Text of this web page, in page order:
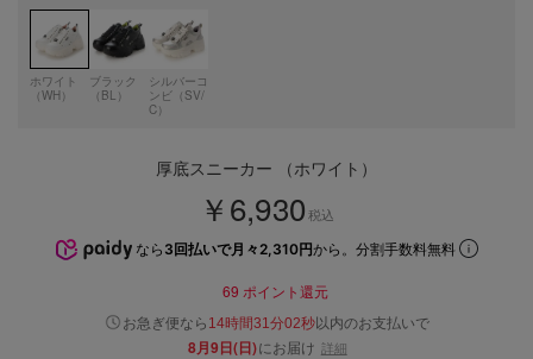
ホワイト
（WH）
ブラック
（BL）
シルバーコ
ンビ（SV/
C）
厚底スニーカー （ホワイト）
￥6,930 税込
なら 3回払いで月々2,310円から。分割手数料無料
69 ポイント還元
お急ぎ便なら 14時間31分01秒以内のお支払いで
8月9日(日)にお届け 詳細